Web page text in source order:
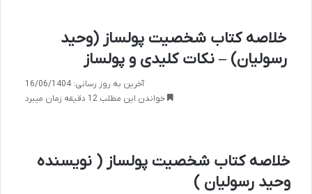
خلاصه کتاب شخصیت پولساز (وحید
رسولیان) – نکات کلیدی و پولساز
آخرین به روز رسانی: 16/06/1404
خواندن این مطلب 12 دقیقه زمان میبرد
خلاصه کتاب شخصیت پولساز ( نویسنده
وحید رسولیان )